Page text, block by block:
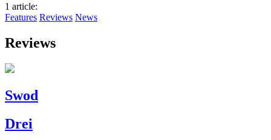
1 article:
Features Reviews News
Reviews
Swod
Drei